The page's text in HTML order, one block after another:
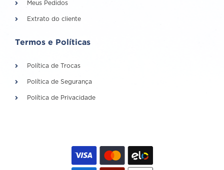
Meus Pedidos
Extrato do cliente
Termos e Políticas
Política de Trocas
Política de Segurança
Política de Privacidade